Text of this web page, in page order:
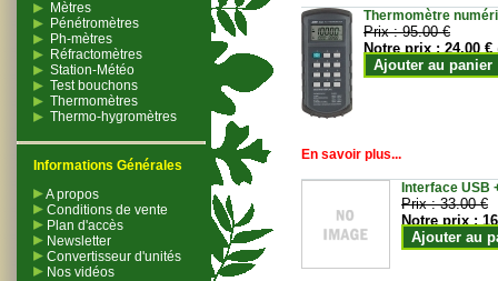
Mètres
Pénétromètres
Ph-mètres
Réfractomètres
Station-Météo
Test bouchons
Thermomètres
Thermo-hygromètres
Informations Générales
A propos
Conditions de vente
Plan d'accès
Newsletter
Convertisseur d'unités
Nos vidéos
Thermomètre
Prix :95.00 €
Notre prix :24.00 €
Ajouter au panier
En savoir plus...
Interface USB
Prix :33.00 €
Notre prix :
Ajouter au